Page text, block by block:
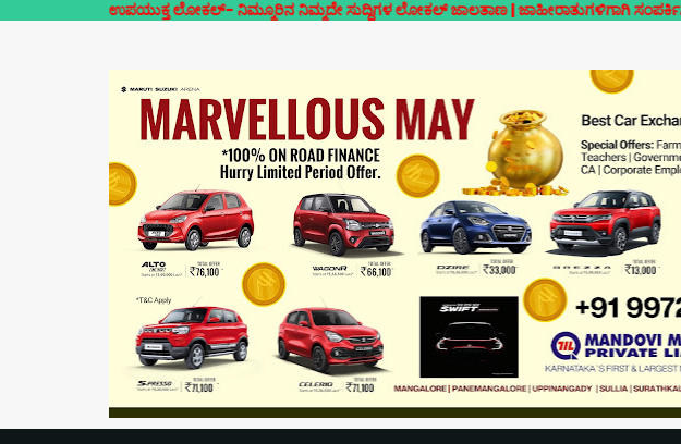
ಉಪಯುಕ್ತ ಲೋಕಲ್- ನಿಮ್ಮೂರಿನ ನಿಮ್ಮದೇ ಸುದ್ದಿಗಳ ಲೋಕಲ್ ಜಾಲತಾಣ | ಜಾಹೀರಾತುಗಳಿಗಾಗಿ ಸಂಪರ್ಕಿಸಿ-